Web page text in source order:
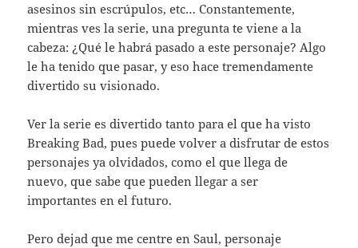
asesinos sin escrúpulos, etc… Constantemente,
mientras ves la serie, una pregunta te viene a la
cabeza: ¿Qué le habrá pasado a este personaje? Algo
le ha tenido que pasar, y eso hace tremendamente
divertido su visionado.
Ver la serie es divertido tanto para el que ha visto
Breaking Bad, pues puede volver a disfrutar de estos
personajes ya olvidados, como el que llega de
nuevo, que sabe que pueden llegar a ser
importantes en el futuro.
Pero dejad que me centre en Saul, personaje